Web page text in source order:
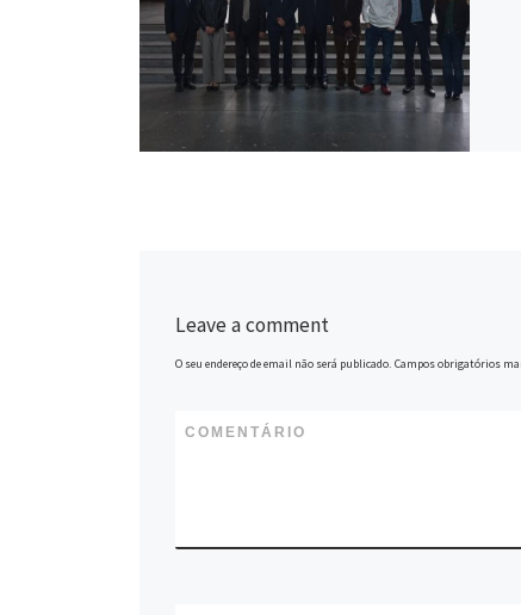
Leave a comment
O seu endereço de email não será publicado. Campos obrigatórios
COMENTÁRIO